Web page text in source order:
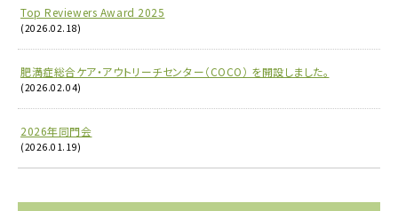
Top Reviewers Award 2025
(2026.02.18)
肥満症総合ケア・アウトリーチセンター（COCO） を開設しました。
(2026.02.04)
2026年同門会
(2026.01.19)